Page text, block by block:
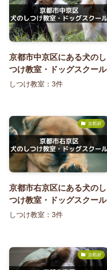
京都市中京区にある犬のし
つけ教室・ドッグスクール
しつけ教室：3件
京都府
京都市右京区にある犬のし
つけ教室・ドッグスクール
しつけ教室：3件
京都府